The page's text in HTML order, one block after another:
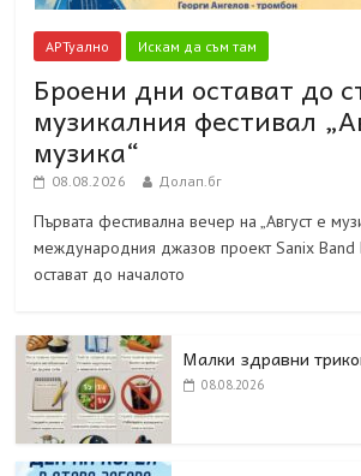
АРТуално Искам да съм там
Броени дни остават до
музикалния фестивал
музика“
08.08.2026 Долап.бг
Първата фестивална вечер на „Август е
международния джазов проект Sanix
остават до началото
Малки здравни
08.08.2026